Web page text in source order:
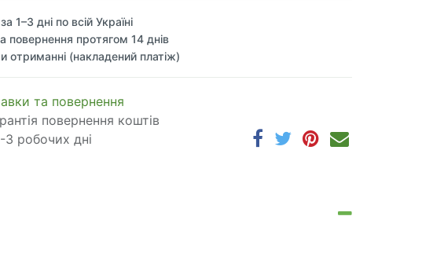
1–3 дні по всій Україні
повернення протягом 14 днів
отриманні (накладений платіж)
​т​а​ по​в​е​р​н​е​н​н​я
повернення коштів
3 робочих дні